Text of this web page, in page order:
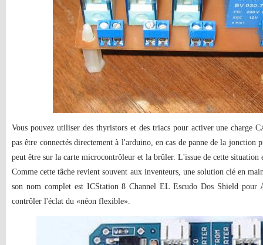
Vous pouvez utiliser des thyristors et des triacs pour activer une charge
pas être connectés directement à l'arduino, en cas de panne de la jonction
peut être sur la carte microcontrôleur et la brûler. L'issue de cette
Comme cette tâche revient souvent aux inventeurs, une solution clé en
son nom complet est ICStation 8 Channel EL Escudo Dos Shield
contrôler l'éclat du «néon flexible».